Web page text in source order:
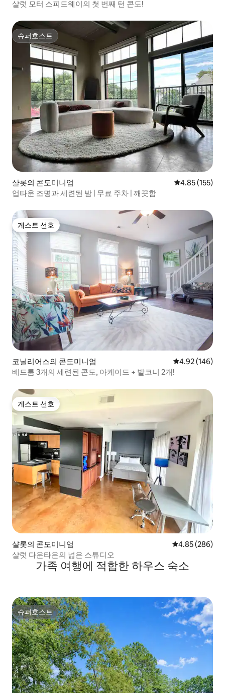
샬럿 모터 스피드웨이의 첫 번째 턴 콘도!
슈퍼호스트
슈퍼호스트
샬롯의 콘도미니엄 평점 4.85점(5
4.85 (155)
업타운 조명과 세련된 밤 | 무료 주차 | 깨끗함
게스트 선호
게스트 선호
코닐리어스의 콘도미니엄 평점 4.92점(5
4.92 (146)
베드룸 3개의 세련된 콘도, 아케이드 + 발코니 2개!
게스트 선호
게스트 선호
샬롯의 콘도미니엄 평점 4.85점(5
4.85 (286)
샬럿 다운타운의 넓은 스튜디오
가족 여행에 적합한 하우스 숙소
슈퍼호스트
슈퍼호스트